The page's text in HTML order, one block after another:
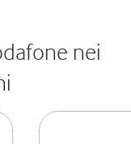
nei